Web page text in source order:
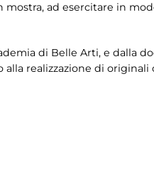
ad esercitare in
di Belle Arti, e dalla
realizzazione di originali